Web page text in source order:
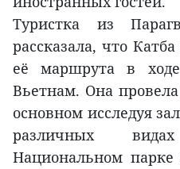
Туристка из
рассказала, что
её маршрута в
Вьетнам. Она
основном исследуя
различных
Национальном